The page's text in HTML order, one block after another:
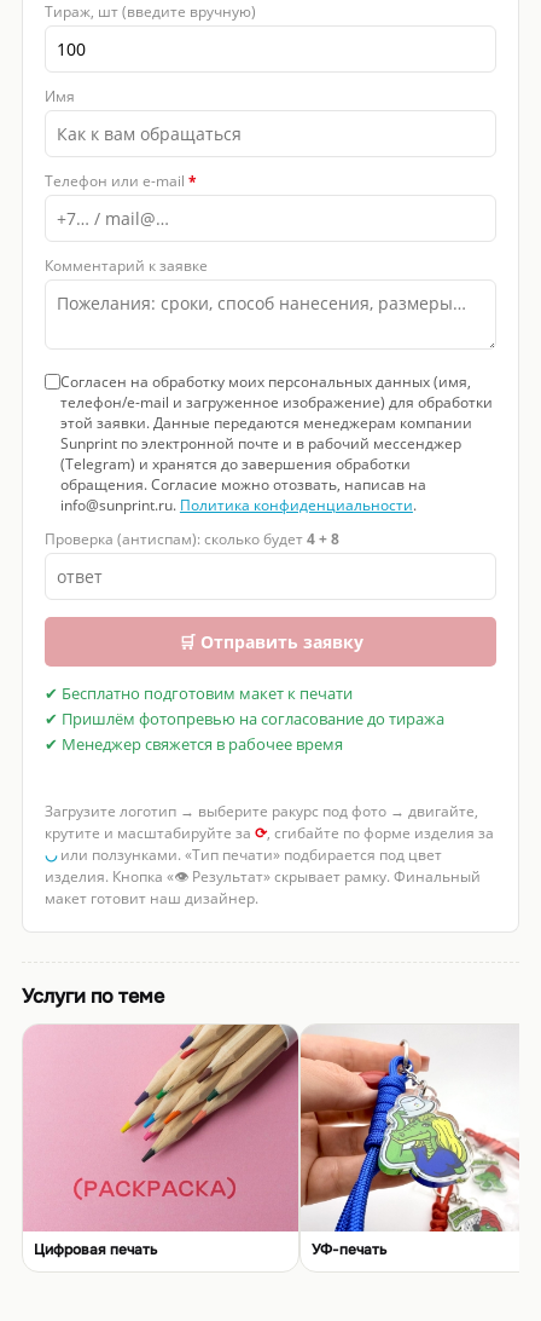
Тираж, шт (введите вручную)
Имя
Телефон или e-mail *
Комментарий к заявке
Согласен на обработку моих персональных данных (имя,
телефон/e-mail и загруженное изображение) для обработки
этой заявки. Данные передаются менеджерам компании
Sunprint по электронной почте и в рабочий мессенджер
(Telegram) и хранятся до завершения обработки
обращения. Согласие можно отозвать, написав на
info@sunprint.ru. Политика конфиденциальности.
Проверка (антиспам): сколько будет4 + 8
🛒 Отправить заявку
✔ Бесплатно подготовим макет к печати
✔ Пришлём фотопревью на согласование до тиража
✔ Менеджер свяжется в рабочее время
Загрузите логотип → выберите ракурс под фото → двигайте,
крутите и масштабируйте за ⟳, сгибайте по форме изделия за
◡или ползунками. «Тип печати» подбирается под цвет
изделия. Кнопка «👁 Результат» скрывает рамку. Финальный
макет готовит наш дизайнер.
Услуги по теме
Цифровая печать УФ-печать